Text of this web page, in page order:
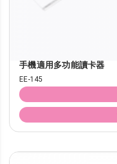
手機適用多功能讀卡器
EE-145